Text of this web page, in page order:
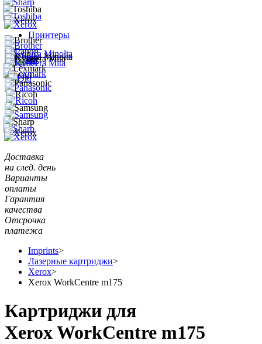
Принтеры
Доставка
на след. день
Варианты
оплаты
Гарантия
качества
Отсрочка
платежа
Imprints>
Лазерные картриджи>
Xerox>
Xerox WorkCentre m175
Картриджи для
Xerox WorkCentre m175